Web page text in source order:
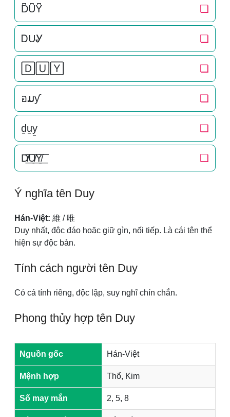
D͆U͆Y͆ ❏
ᎠUᎽ ❏
🄳🅄🅈 ❏
อມƴ ❏
d̠u̠y̠ ❏
D̸͟͞U̸͟͞Y̸͟͞ ❏
Ý nghĩa tên Duy
Hán-Việt: 維 / 唯
Duy nhất, độc đáo hoặc giữ gìn, nối tiếp. Là cái tên thể
hiện sự độc bản.
Tính cách người tên Duy
Có cá tính riêng, độc lập, suy nghĩ chín chắn.
Phong thủy hợp tên Duy
Nguồn gốc Hán-Việt
Mệnh hợp Thổ, Kim
Số may mắn 2, 5, 8